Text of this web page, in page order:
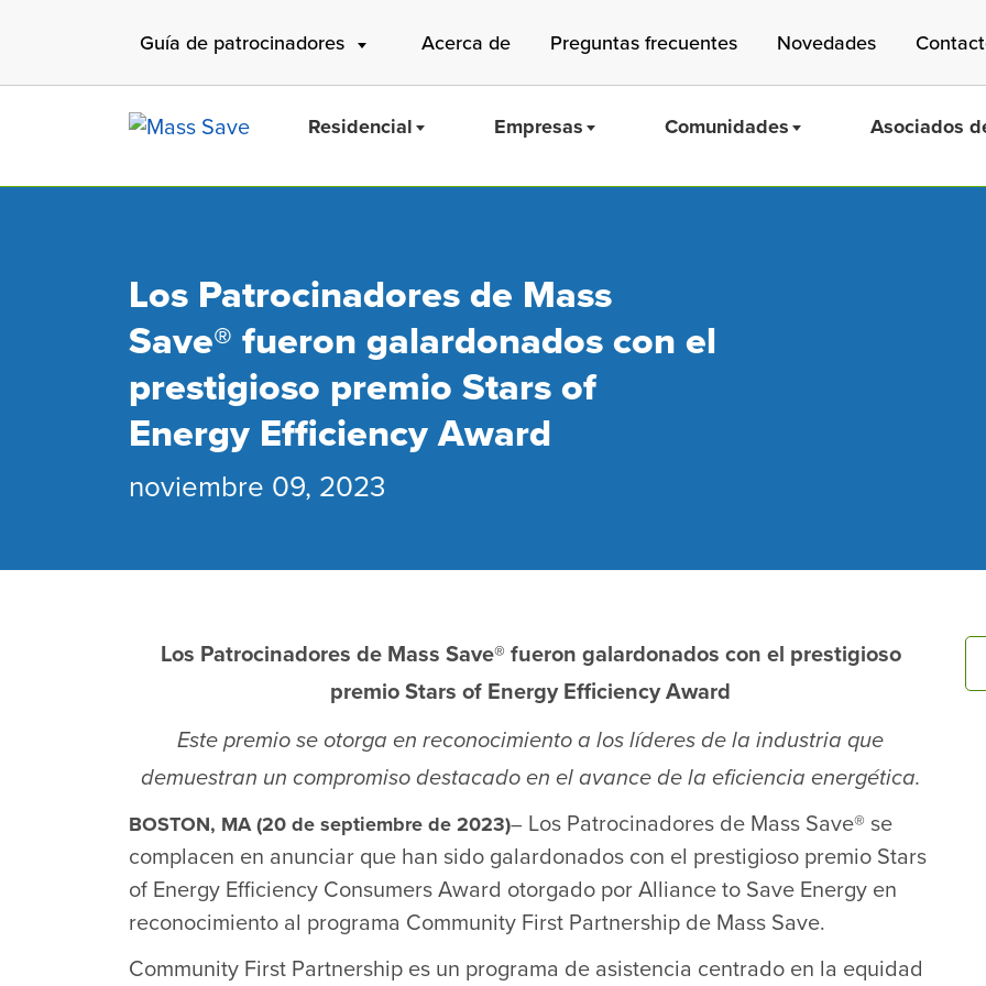
Guía de patrocinadores Acerca de Preguntas frecuentes Novedades
Residencial Empresas Comunidades Asociados
Buscar Mass Save
Los Patrocinadores de Mass
Save® fueron galardonados con el
prestigioso premio Stars of
Energy Efficiency Award
noviembre 09, 2023
Los Patrocinadores de Mass Save® fueron galardonados con el prestigioso
premio Stars of Energy Efficiency Award
Este premio se otorga en reconocimiento a los líderes de la industria que
demuestran un compromiso destacado en el avance de la eficiencia energética.
BOSTON, MA (20 de septiembre de 2023)– Los Patrocinadores de Mass Save® se
complacen en anunciar que han sido galardonados con el prestigioso premio Stars
of Energy Efficiency Consumers Award otorgado por Alliance to Save Energy en
reconocimiento al programa Community First Partnership de Mass Save.
Community First Partnership es un programa de asistencia centrado en la equidad